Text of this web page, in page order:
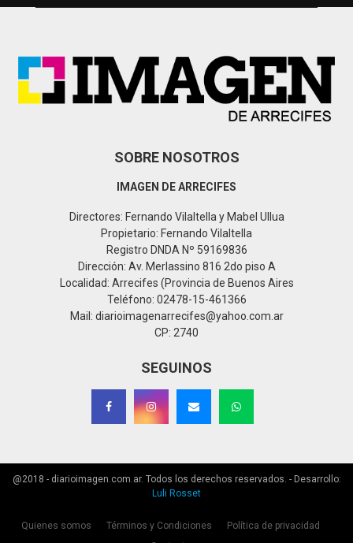
SOBRE NOSOTROS
IMAGEN DE ARRECIFES
Directores: Fernando Vilaltella y Mabel Ullua
Propietario: Fernando Vilaltella
Registro DNDA Nº 59169836
Dirección: Av. Merlassino 816 2do piso A
Localidad: Arrecifes (Provincia de Buenos Aires
Teléfono: 02478-15-461366
Mail: diarioimagenarrecifes@yahoo.com.ar
CP: 2740
SEGUINOS
@2018 - diarioimagen.com.ar. Todos los derechos reservados. - Desarrollo:
Luli Rosset
Quienes somos Términos y Condiciones
Política de privacidad